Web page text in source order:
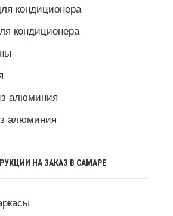
кондиционера
кондиционера
алюминия
алюминия
НА ЗАКАЗ В САМАРЕ